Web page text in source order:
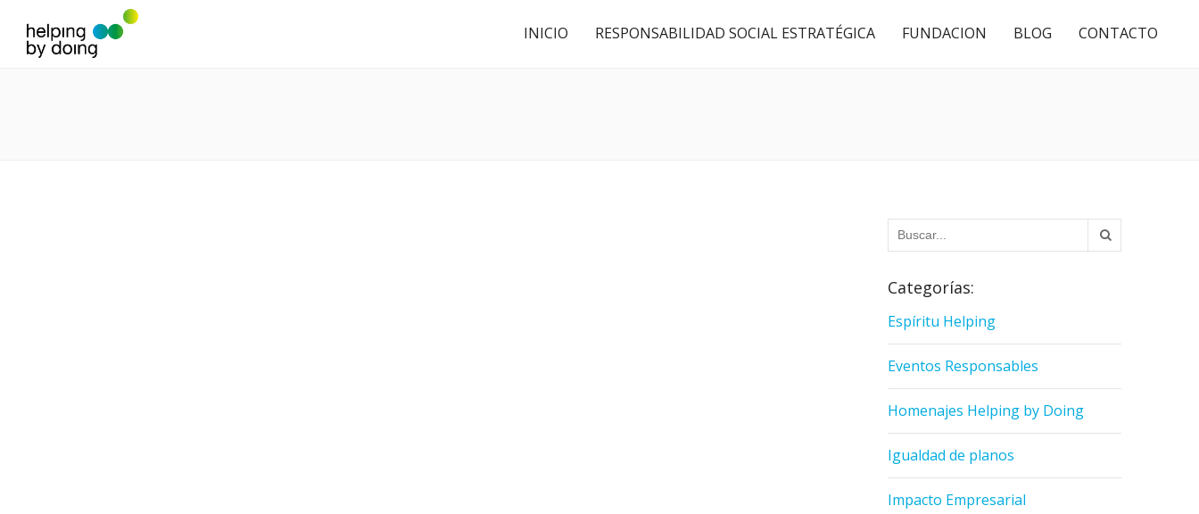
INICIO RESPONSABILIDAD SOCIAL ESTRATÉGICA FUNDACION BLOG CONTACTO
Categorías:
Espíritu Helping
Eventos Responsables
Homenajes Helping by Doing
Igualdad de planos
Impacto Empresarial